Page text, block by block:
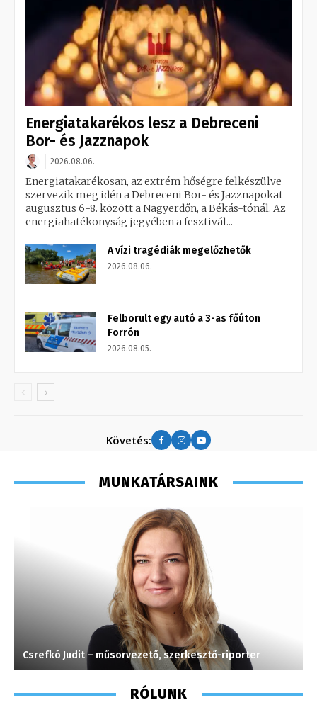
Energiatakarékos lesz a Debreceni
Bor- és Jazznapok
2026.08.06.
Energiatakarékosan, az extrém hőségre felkészülve
szervezik meg idén a Debreceni Bor- és Jazznapokat
augusztus 6-8. között a Nagyerdőn, a Békás-tónál. Az
energiahatékonyság jegyében a fesztivál...
A vízi tragédiák megelőzhetők
2026.08.06.
Felborult egy autó a 3-as főúton
Forrón
2026.08.05.
Követés:
MUNKATÁRSAINK
Csrefkó Judit – műsorvezető, szerkesztő-riporter
RÓLUNK